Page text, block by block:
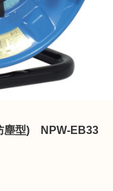
塵型) NPW-EB33